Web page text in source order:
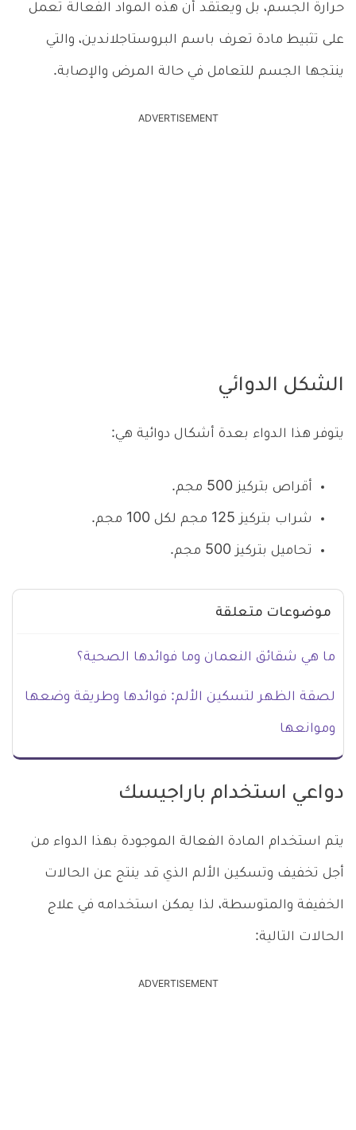
حرارة الجسم، بل ويعتقد أن هذه المواد الفعالة تعمل
على تثبيط مادة تعرف باسم البروستاجلاندين، والتي
ينتجها الجسم للتعامل في حالة المرض والإصابة.
ADVERTISEMENT
الشكل الدوائي
يتوفر هذا الدواء بعدة أشكال دوائية هي:
أقراص بتركيز 500 مجم.
شراب بتركيز 125 مجم لكل 100 مجم.
تحاميل بتركيز 500 مجم.
موضوعات متعلقة
ما هي شقائق النعمان وما فوائدها الصحية؟
لصقة الظهر لتسكين الألم: فوائدها وطريقة وضعها
وموانعها
دواعي استخدام باراجيسك
يتم استخدام المادة الفعالة الموجودة بهذا الدواء من
أجل تخفيف وتسكين الألم الذي قد ينتج عن الحالات
الخفيفة والمتوسطة، لذا يمكن استخدامه في علاج
الحالات التالية:
ADVERTISEMENT